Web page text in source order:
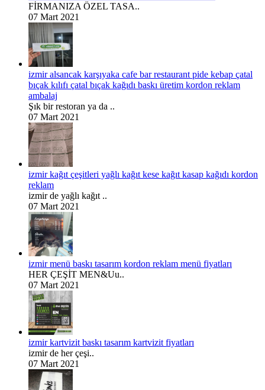
FİRMANIZA ÖZEL TASA..
07 Mart 2021
izmir alsancak karşıyaka cafe bar restaurant pide kebap çatal
bıçak kılıfı çatal bıçak kağıdı baskı üretim kordon reklam
ambalaj
Şık bir restoran ya da ..
07 Mart 2021
izmir kağıt çeşitleri yağlı kağıt kese kağıt kasap kağıdı kordon
reklam
izmir de yağlı kağıt ..
07 Mart 2021
izmir menü baskı tasarım kordon reklam menü fiyatları
HER ÇEŞİT MEN&Uu..
07 Mart 2021
izmir kartvizit baskı tasarım kartvizit fiyatları
izmir de her çeşi..
07 Mart 2021